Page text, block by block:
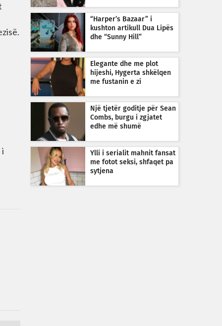
i
“Harper’s Bazaar” i
kushton artikull Dua Lipës
dhe “Sunny Hill”
Elegante dhe me plot
hijeshi, Hygerta shkëlqen
me fustanin e zi
Një tjetër goditje për Sean
Combs, burgu i zgjatet
edhe më shumë
Ylli i serialit mahnit fansat
me fotot seksi, shfaqet pa
sytjena